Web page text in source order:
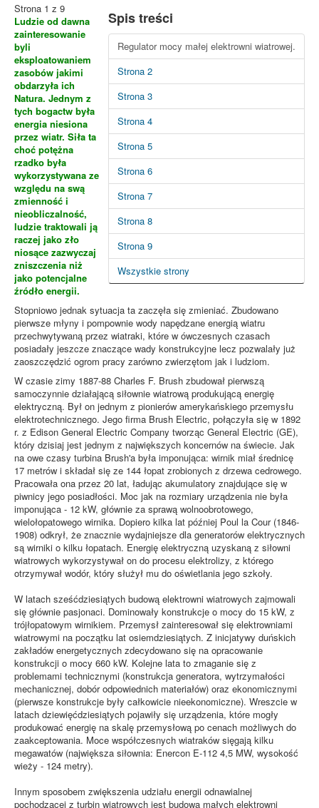
Spis treści
Regulator mocy małej elektrowni wiatrowej.
Strona 2
Strona 3
Strona 4
Strona 5
Strona 6
Strona 7
Strona 8
Strona 9
Wszystkie strony
Strona 1 z 9
Ludzie od dawna
zainteresowanie
byli
eksploatowaniem
zasobów jakimi
obdarzyła ich
Natura. Jednym z
tych bogactw była
energia niesiona
przez wiatr. Siła ta
choć potężna
rzadko była
wykorzystywana ze
względu na swą
zmienność i
nieobliczalność,
ludzie traktowali ją
raczej jako zło
niosące zazwyczaj
zniszczenia niż
jako potencjalne
źródło energii.
Stopniowo jednak sytuacja ta zaczęła się zmieniać. Zbudowano
pierwsze młyny i pompownie wody napędzane energią wiatru
przechwytywaną przez wiatraki, które w ówczesnych czasach
posiadały jeszcze znaczące wady konstrukcyjne lecz pozwalały już
zaoszczędzić ogrom pracy zarówno zwierzętom jak i ludziom.
W czasie zimy 1887-88 Charles F. Brush zbudował pierwszą
samoczynnie działającą siłownie wiatrową produkującą energię
elektryczną. Był on jednym z pionierów amerykańskiego przemysłu
elektrotechnicznego. Jego firma Brush Electric, połączyła się w 1892
r. z Edison General Electric Company tworząc General Electric (GE),
który dzisiaj jest jednym z największych koncernów na świecie. Jak
na owe czasy turbina Brush'a była imponująca: wirnik miał średnicę
17 metrów i składał się ze 144 łopat zrobionych z drzewa cedrowego.
Pracowała ona przez 20 lat, ładując akumulatory znajdujące się w
piwnicy jego posiadłości. Moc jak na rozmiary urządzenia nie była
imponująca - 12 kW, głównie za sprawą wolnoobrotowego,
wielołopatowego wirnika. Dopiero kilka lat później Poul la Cour (1846-
1908) odkrył, że znacznie wydajniejsze dla generatorów elektrycznych
są wirniki o kilku łopatach. Energię elektryczną uzyskaną z siłowni
wiatrowych wykorzystywał on do procesu elektrolizy, z którego
otrzymywał wodór, który służył mu do oświetlania jego szkoły.
W latach sześćdziesiątych budową elektrowni wiatrowych zajmowali
się głównie pasjonaci. Dominowały konstrukcje o mocy do 15 kW, z
trójłopatowym wirnikiem. Przemysł zainteresował się elektrowniami
wiatrowymi na początku lat osiemdziesiątych. Z inicjatywy duńskich
zakładów energetycznych zdecydowano się na opracowanie
konstrukcji o mocy 660 kW. Kolejne lata to zmaganie się z
problemami technicznymi (konstrukcja generatora, wytrzymałości
mechanicznej, dobór odpowiednich materiałów) oraz ekonomicznymi
(pierwsze konstrukcje były całkowicie nieekonomiczne). Wreszcie w
latach dziewięćdziesiątych pojawiły się urządzenia, które mogły
produkować energię na skalę przemysłową po cenach możliwych do
zaakceptowania. Moce współczesnych wiatraków sięgają kilku
megawatów (największa siłownia: Enercon E-112 4,5 MW, wysokość
wieży - 124 metry).
Innym sposobem zwiększenia udziału energii odnawialnej
pochodzącej z turbin wiatrowych jest budowa małych elektrowni